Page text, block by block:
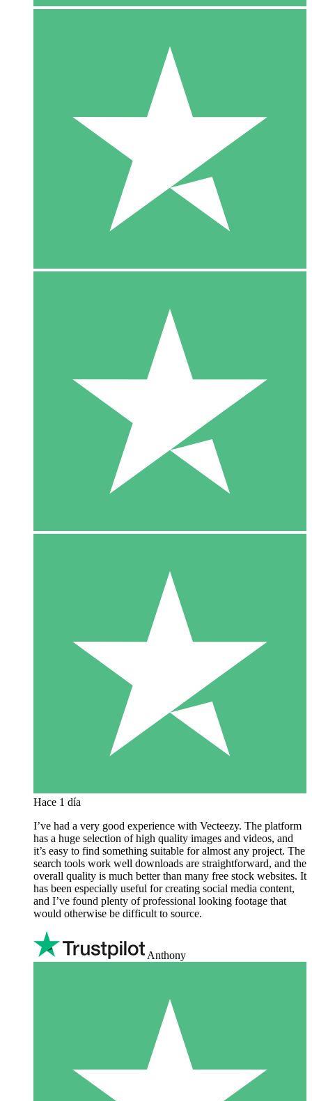
Hace 1 día
I’ve had a very good experience with Vecteezy. The platform
has a huge selection of high quality images and videos, and
it’s easy to find something suitable for almost any project. The
search tools work well downloads are straightforward, and the
overall quality is much better than many free stock websites. It
has been especially useful for creating social media content,
and I’ve found plenty of professional looking footage that
would otherwise be difficult to source.
Anthony